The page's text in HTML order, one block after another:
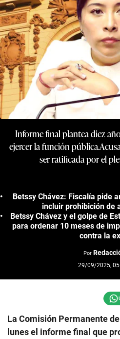
Informe final plantea diez
ejercer la función
ser ratificada por el
Betssy Chávez: Fiscalía pide
incluir prohibición de
Betssy Chávez y el golpe de
para ordenar 10 meses de
contra la
Por
29/09/2025,
La Comisión Permanente
lunes el informe final que